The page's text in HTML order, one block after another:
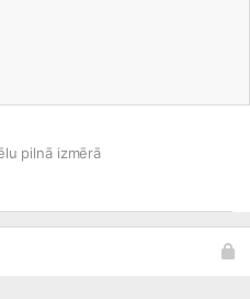
pilnā izmērā